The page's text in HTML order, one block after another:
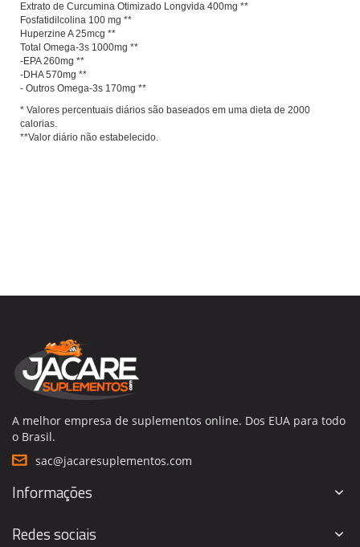
Extrato de Curcumina Otimizado Longvida 400mg **
Fosfatidilcolina 100 mg **
Huperzine A 25mcg **
Total Omega-3s 1000mg **
-EPA 260mg **
-DHA 570mg **
- Outros Omega-3s 170mg **
* Valores percentuais diários são baseados em uma dieta de 2000
calorias.
**Valor diário não estabelecido.
A melhor empresa de suplementos online. Dos EUA para todo
o Brasil.
sac@jacaresuplementos.com
Informações
Redes sociais